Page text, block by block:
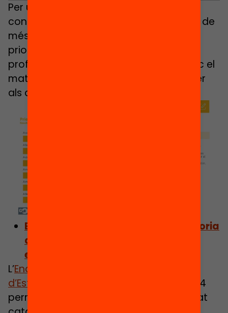
Per últim, les persones enquestades
contesten que si la Generalitat disposa de
més recursos per educació caldria
prioritzar la contractació de més
professorat, fer gratuït o més econòmic el
material escolar i donar més beques per
als alumnes que ho necessiten.
Enquesta: Penses igual que la majoria
de la societat catalana, en
educació?
L’Enquesta Sociopolítica del Centre
d’Estudis d’Opinió (CEO)
de juliol de 2024
permet veure percepcions de la societat